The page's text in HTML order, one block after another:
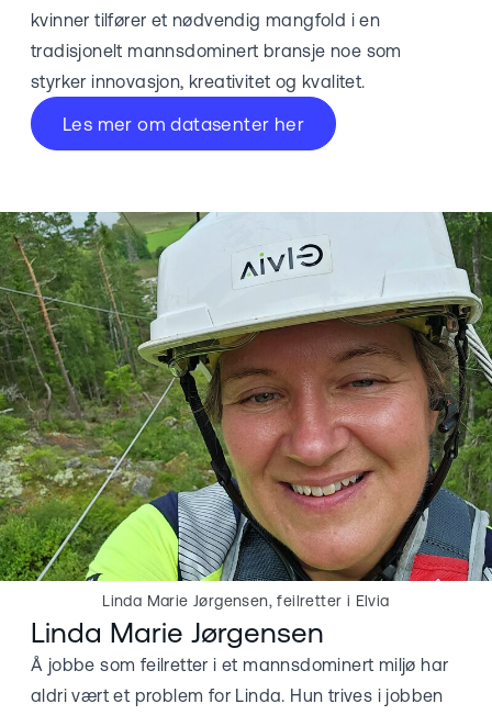
kvinner tilfører et nødvendig mangfold i en
tradisjonelt mannsdominert bransje noe som
styrker innovasjon, kreativitet og kvalitet.
Les mer om datasenter her
Linda Marie Jørgensen
Å jobbe som feilretter i et mannsdominert miljø har
aldri vært et problem for Linda. Hun trives i jobben
Linda Marie Jørgensen, feilretter i Elvia